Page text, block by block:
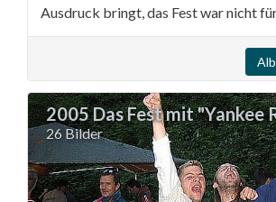
Ausdruck bringt, das Fest war nicht
2005 Das Fest mit "Yankee
26 Bilder